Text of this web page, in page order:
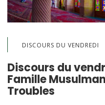
DISCOURS DU VENDREDI
Discours du
Famille
Troubles